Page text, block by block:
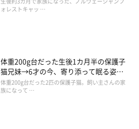
ォレストキャッ …
体重200g台だった生後1カ月半の保護子
猫兄妹→6才の今、寄り添って眠る姿に
ほっこり！
体重200g台だった2匹の保護子猫。飼い主さんの家
族になって …